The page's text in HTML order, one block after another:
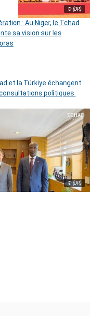
© (DR)
: Au Niger, le Tchad
sa vision sur les
et la Türkiye échangent
politiques
© (DR)